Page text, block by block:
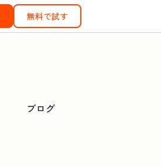
無料で試す
ブログ